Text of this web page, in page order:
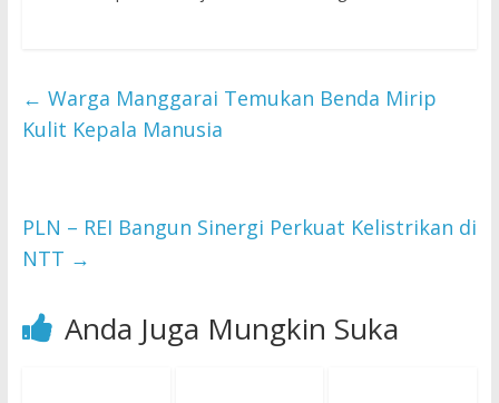
← Warga Manggarai Temukan Benda Mirip
Kulit Kepala Manusia
PLN – REI Bangun Sinergi Perkuat Kelistrikan di
NTT →
Anda Juga Mungkin Suka